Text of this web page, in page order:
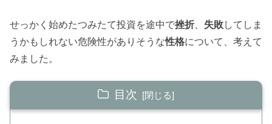
せっかく始めたつみたて投資を途中で挫折 失敗してしま
うかもしれない危険性がありそうな性格について、考えて
みました。
目次